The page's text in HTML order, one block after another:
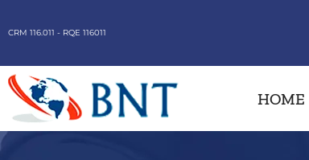
CRM 116.011 - RQE 116011
HOME